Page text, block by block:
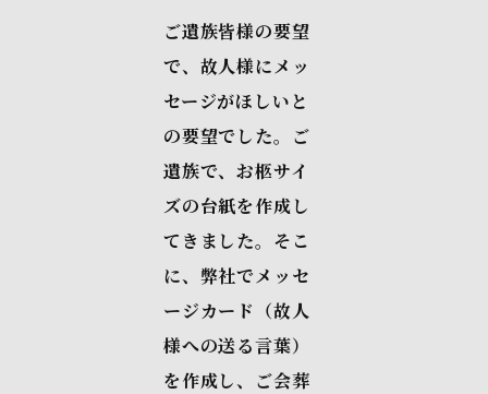
ご遺族皆様の要望
で、故人様にメッ
セージがほしいと
の要望でした。ご
遺族で、お柩サイ
ズの台紙を作成し
てきました。そこ
に、弊社でメッセ
ージカード（故人
様への送る言葉）
を作成し、ご会葬